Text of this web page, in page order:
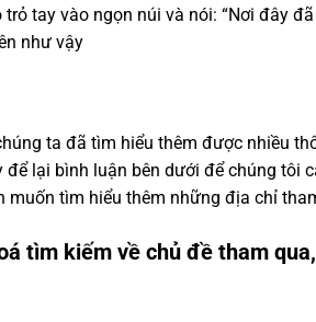
trỏ tay vào ngọn núi và nói: “Nơi đây
như vậy
ta đã tìm hiểu thêm được nhiều
để lại bình luận bên dưới để chúng tôi
muốn tìm hiểu thêm những địa chỉ
tìm kiếm về chủ đề tham